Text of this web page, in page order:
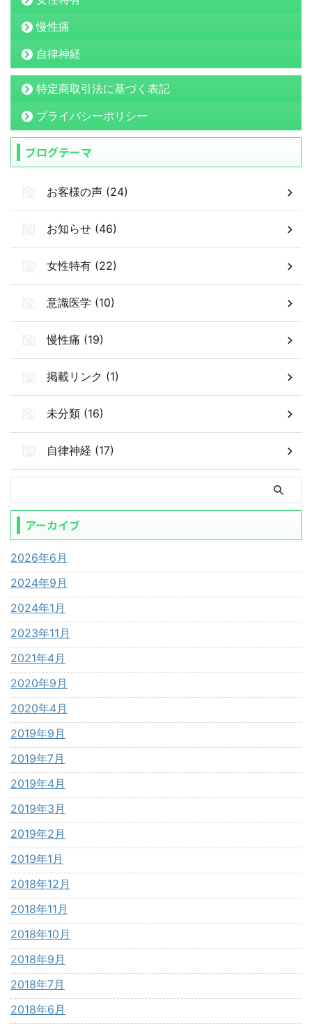
慢性痛
自律神経
特定商取引法に基づく表記
プライバシーポリシー
ブログテーマ
お客様の声 (24)
お知らせ (46)
女性特有 (22)
意識医学 (10)
慢性痛 (19)
掲載リンク (1)
未分類 (16)
自律神経 (17)
アーカイブ
2026年6月
2024年9月
2024年1月
2023年11月
2021年4月
2020年9月
2020年4月
2019年9月
2019年7月
2019年4月
2019年3月
2019年2月
2019年1月
2018年12月
2018年11月
2018年10月
2018年9月
2018年7月
2018年6月